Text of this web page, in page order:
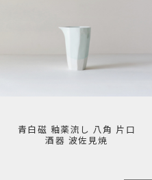
青白磁 釉薬流し 八角 片口
酒器 波佐見焼